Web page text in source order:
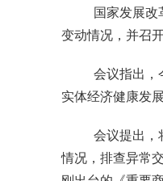
国家发展改
变动情况，并召
会议指出，
实体经济健康发
会议提出，
情况，排查异常